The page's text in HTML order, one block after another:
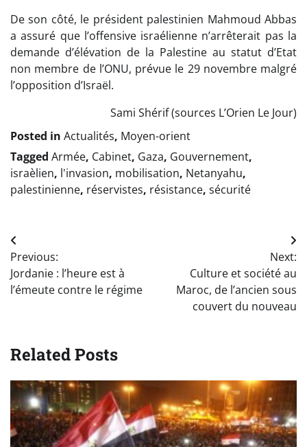
De son côté, le président palestinien Mahmoud Abbas
a assuré que l’offensive israélienne n’arrêterait pas la
demande d’élévation de la Palestine au statut d’Etat
non membre de l’ONU, prévue le 29 novembre malgré
l’opposition d’Israël.
Sami Shérif (sources L’Orien Le Jour)
Posted in Actualités, Moyen-orient
Tagged Armée, Cabinet, Gaza, Gouvernement,
israèlien, l'invasion, mobilisation, Netanyahu,
palestinienne, réservistes, résistance, sécurité
Navigation
de
l’article
Previous:
Jordanie : l’heure est à
l’émeute contre le régime
Next:
Culture et société au
Maroc, de l’ancien sous
couvert du nouveau
Related Posts